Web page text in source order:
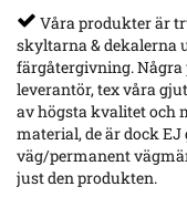
Våra produkter är
skyltarna & dekalerna
färgåtergivning.
leverantör, tex våra
av högsta kvalitet och
material, de är dock
väg/permanent
just den produkten.